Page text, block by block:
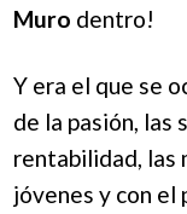
Muro dentro!
Y era el que se
de la pasión, las
rentabilidad, las
jóvenes y con el